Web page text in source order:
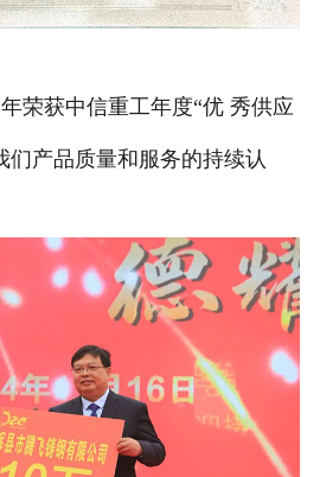
获中信重工年度“优 秀供应
们产品质量和服务的持续认